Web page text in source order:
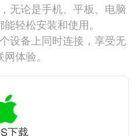
无论是手机、平板、电脑
轻松安装和使用。
设备上同时连接，享受无
体验。
下载